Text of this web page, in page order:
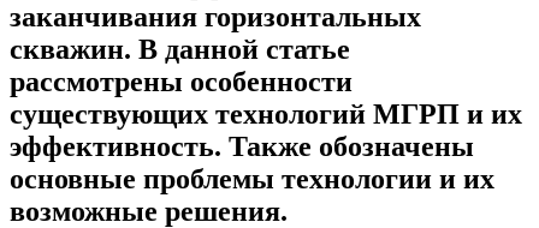
заканчивания горизонтальных
скважин. В данной статье
рассмотрены особенности
существующих технологий МГРП и их
эффективность. Также обозначены
основные проблемы технологии и их
возможные решения.